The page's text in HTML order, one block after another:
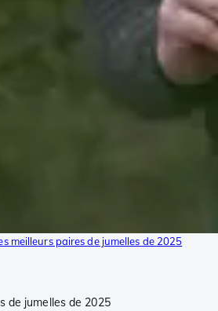
de jumelles de 2025
meilleurs paires de jumelles de 2025